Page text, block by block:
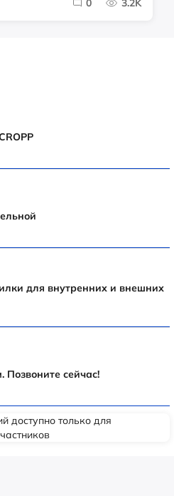
0 3.2K
для внутренних и внешних
Позвоните сейчас!
доступно только для